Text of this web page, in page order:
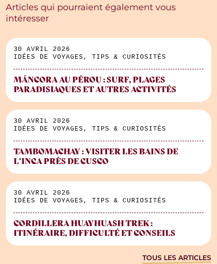
Articles qui pourraient également vous
intéresser
TOUS LES ARTICLES
30 AVRIL 2026
IDÉES DE VOYAGES, TIPS & CURIOSITÉS
MÁNCORA AU PÉROU : SURF, PLAGES
PARADISIAQUES ET AUTRES ACTIVITÉS
30 AVRIL 2026
IDÉES DE VOYAGES, TIPS & CURIOSITÉS
TAMBOMACHAY : VISITER LES BAINS DE
L’INCA PRÈS DE CUSCO
30 AVRIL 2026
IDÉES DE VOYAGES, TIPS & CURIOSITÉS
CORDILLERA HUAYHUASH TREK :
ITINÉRAIRE, DIFFICULTÉ ET CONSEILS